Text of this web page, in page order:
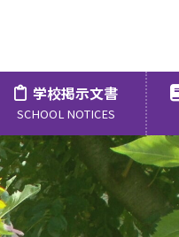
学校掲示文書
SCHOOL NOTICES